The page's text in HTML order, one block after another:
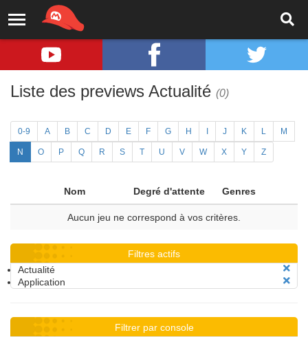
Liste des previews Actualité (0)
0-9 A B C D E F G H J K L M
N O P Q R S T U V W X Y Z
Nom Degré d'attente Genres
Aucun jeu ne correspond à vos critères.
Filtres actifs
Actualité
Application
Filtrer par console